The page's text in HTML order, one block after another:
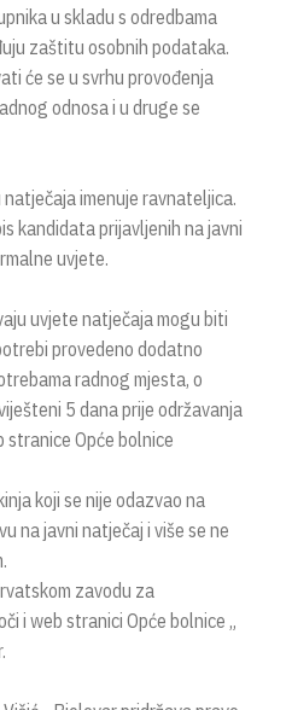
u skladu s odredbama
zaštitu osobnih podataka.
će se u svrhu provođenja
odnosa i u druge se
imenuje ravnateljica.
kandidata prijavljenih na javni
uvjete.
uvjete natječaja mogu biti
provedeno dodatno
radnog mjesta, o
5 dana prije održavanja
Opće bolnice
koji se nije odazvao na
na javni natječaj i više se ne
zavodu za
i web stranici Opće bolnice „